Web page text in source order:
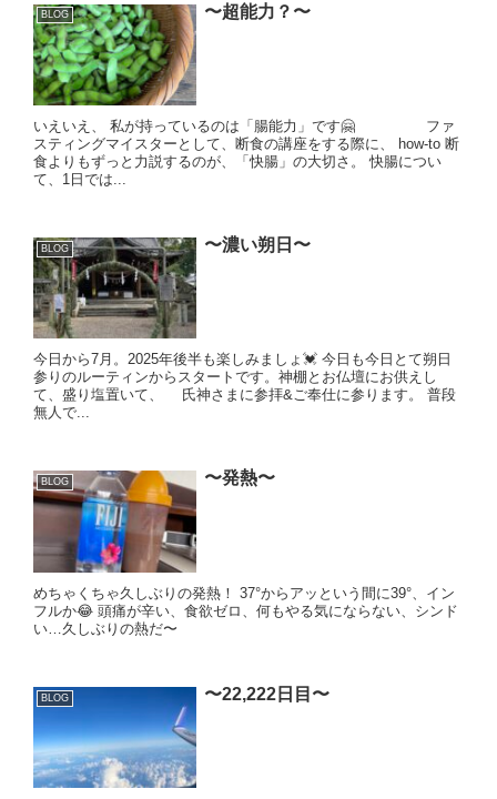
BLOG 〜超能力？〜
いえいえ、 私が持っているのは「腸能力」です🤗 ファ
スティングマイスターとして、断食の講座をする際に、 how-to 断
食よりもずっと力説するのが、「快腸」の大切さ。 快腸につい
て、1日では...
BLOG 〜濃い朔日〜
今日から7月。2025年後半も楽しみましょ💓 今日も今日とて朔日
参りのルーティンからスタートです。神棚とお仏壇にお供えし
て、盛り塩置いて、 氏神さまに参拝&ご奉仕に参ります。 普段
無人で...
BLOG 〜発熱〜
めちゃくちゃ久しぶりの発熱！ 37°からアッという間に39°、イン
フルか😂 頭痛が辛い、食欲ゼロ、何もやる気にならない、シンド
い…久しぶりの熱だ〜
BLOG 〜22,222日目〜